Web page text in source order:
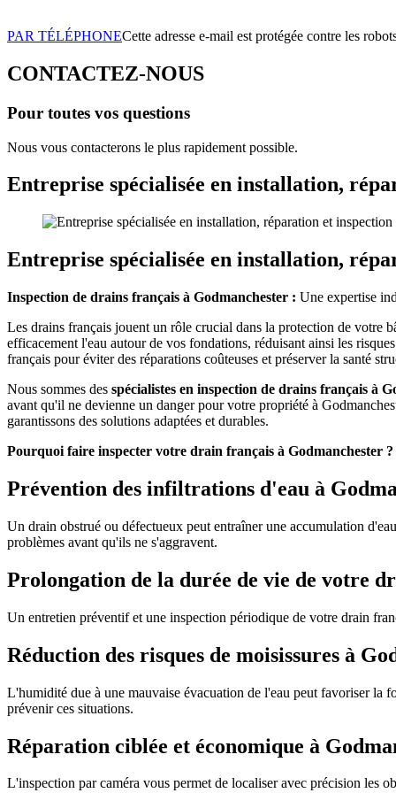
PAR TÉLÉPHONECette adresse e-mail est protégée contre les
CONTACTEZ-NOUS
Pour toutes vos questions
Nous vous contacterons le plus rapidement possible.
Entreprise spécialisée en installation,
Entreprise spécialisée en installation,
Inspection de drains français à Godmanchester : Une expertise
Les drains français jouent un rôle crucial dans la protection de votre
efficacement l'eau autour de vos fondations, réduisant ainsi les
français pour éviter des réparations coûteuses et préserver la santé
Nous sommes des spécialistes en inspection de drains français à
avant qu'il ne devienne un danger pour votre propriété à
garantissons des solutions adaptées et durables.
Pourquoi faire inspecter votre drain français à Godmanchester ?
Prévention des infiltrations d'eau à
Un drain obstrué ou défectueux peut entraîner une accumulation
problèmes avant qu'ils ne s'aggravent.
Prolongation de la durée de vie de votre
Un entretien préventif et une inspection périodique de votre drain
Réduction des risques de moisissures à
L'humidité due à une mauvaise évacuation de l'eau peut favoriser la
prévenir ces situations.
Réparation ciblée et économique à
L'inspection par caméra vous permet de localiser avec précision les